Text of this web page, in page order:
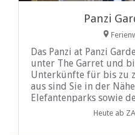
Panzi
Das Panzi at Panzi
unter The Garret und
Unterkünfte für bis zu
aus sind Sie in der
Elefantenparks sowie
Goukamma undHeute ab